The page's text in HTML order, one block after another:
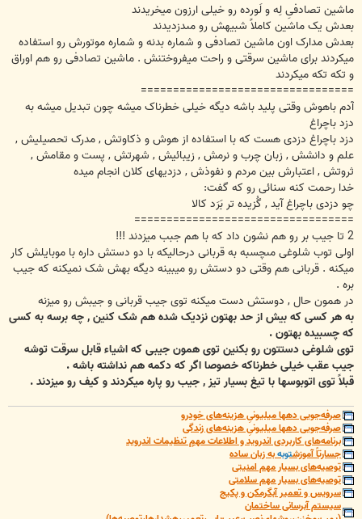
ماشین تصادفیِ لِه و لَورده رو خیلی ارزون میخريدند
بعدش یک ماشین کاملاً شبیهش رو مىدزدیدند
بعدش مدارک اون ماشین تصادفی و شماره بدنه و شماره موتورش رو استفاده
میکردند برای ماشین سرقتی و راحت میفروختنش . ماشین تصادفی رو هم اوراق
و تکه تکه میکردند
=================================
آدم باهوش وقتی پلید باشه دیگه خیلی خطرناک میشه چون تبدیل میشه به
دزد باچراغ
دزد باچراغ دزدی هست که با استفاده از هوش و ذکاوتش , مدرک تحصیلیش ,
علم و دانشش , زبان چرب و نرمش , زیبائیش , شهرتش , پست و مقامش ,
ثروتش , اعتبارش بین مردم و نفوذش , دزدیهای کلان انجام میده
خدا رحمت کنه سنائی رو که گفت:
چو دزدی باچراغ آید , گُزیده تر بَرَد کالا
==================================
2 تا جیب بر رو هم نشون داد که با هم جبب میزدند !!!
اولی توب شلوغی مىچسبه به قربانی درحالیکه با دو دستش داره با موبایلش کار
میکنه . قربانی هم وقتی دو دستش رو میبینه دیگه بهش شک نمیکنه که جیب
بره .
در همون حال , دوستش دست میکنه توی جیب قربانی و جیبش رو میزنه
به هر کسی که بیش از حد بهتون نزدیک شده هم شک کنین , چه برسه به کسی
که چسبیده بهتون .
توی شلوغی دستتون رو بکنین توی همون جیبی که اشیاء قابل سرقت توشه
جیب عقب خیلی خطرناکه خصوصا اگر که دکمه هم نداشته باشه .
قبلاً توی اتوبوسها با تیغ بسیار تیز , جیب رو پاره میکردند و کیف رو میزدند .
صرفه‌جویی دهها میلیونیِ هزینه‌های خودرو
صرفه‌جویی دهها میلیونیِ هزینه‌های زندگی
برنامه‌های کاربردی اندروید و اطلاعات مهمِ تنظیمات اندروید
جسارتاً آموزشتوبهبه زبان ساده
توصیه‌های بسیار مهم امنیتی
توصیه‌های بسیار مهم سلامتی
سرویس و تعمیر آبگرمکن و پکیج
سیستم آبرسانی ساختمان